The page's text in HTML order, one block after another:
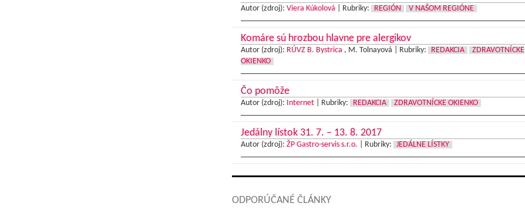
Autor (zdroj): Viera Kúkolová Rubriky: REGIÓN V NAŠOM REGIÓNE
Komáre sú hrozbou hlavne pre alergikov
Autor (zdroj): RÚVZ B. Bystrica , M. Tolnayová | Rubriky: REDAKCIA
ZDRAVOTNÍCKE
OKIENKO
Čo pomôže
Autor (zdroj): Internet| Rubriky: REDAKCIA ZDRAVOTNÍCKE OKIENKO
Jedálny lístok 31. 7. – 13. 8. 2017
Autor (zdroj): ŽP Gastro-servis s.r.o. Rubriky: JEDÁLNE LÍSTKY
ODPORÚČANÉ ČLÁNKY